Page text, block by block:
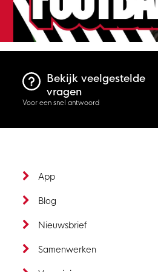
Bekijk veelgestelde
vragen
Voor een snel antwoord
App
Blog
Nieuwsbrief
Samenwerken